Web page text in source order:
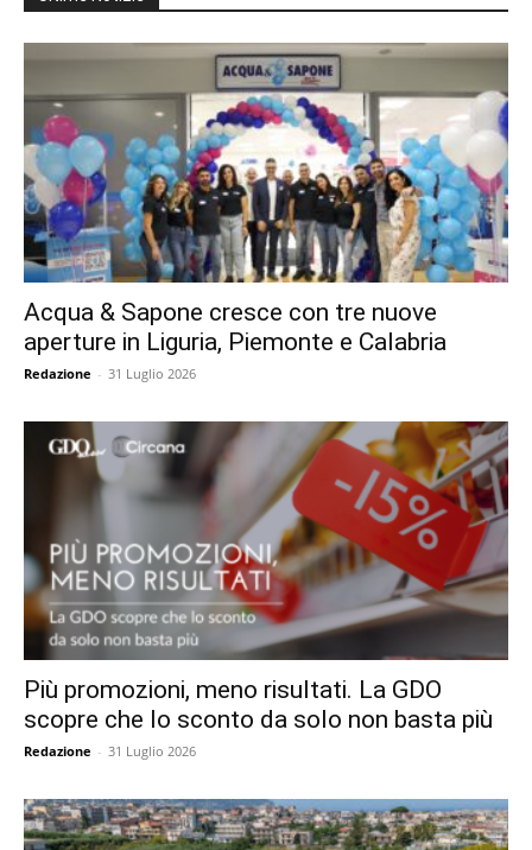
Acqua & Sapone cresce con tre nuove
aperture in Liguria, Piemonte e Calabria
Redazione - 31 Luglio 2026
Più promozioni, meno risultati. La GDO
scopre che lo sconto da solo non basta più
Redazione - 31 Luglio 2026